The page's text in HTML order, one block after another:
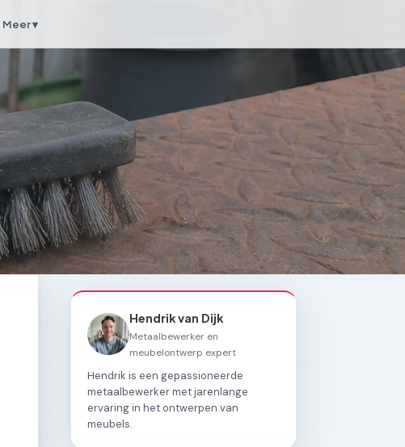
Meer ▾
Hendrik van Dijk
Metaalbewerker en
meubelontwerp expert
Hendrik is een gepassioneerde
metaalbewerker met jarenlange
ervaring in het ontwerpen van
meubels.